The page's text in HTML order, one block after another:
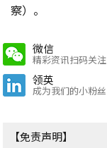
察）。
微信
精彩资讯扫码关注
领英
成为我们的小粉丝
【免责声明】